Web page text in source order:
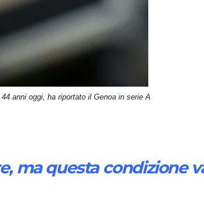
anni oggi, ha riportato il Genoa in serie A
ma questa condizione